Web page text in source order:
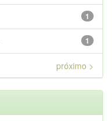
1
1
próximo >